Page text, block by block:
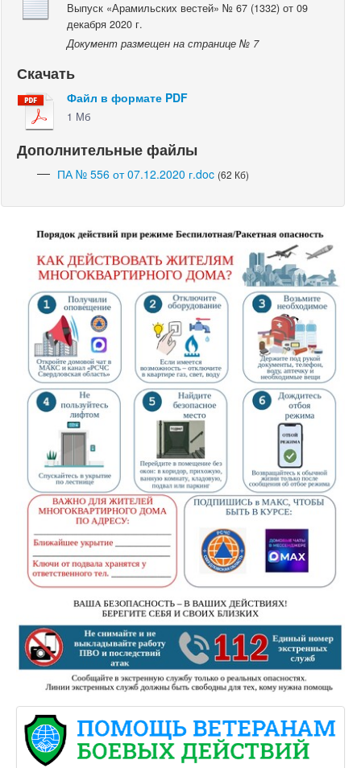
Выпуск «Арамильских вестей» № 67 (1332) от 09
декабря 2020 г.
Документ размещен на странице № 7
Скачать
Файл в формате PDF
1 Мб
Дополнительные файлы
ПА № 556 от 07.12.2020 г.doc (62 Кб)